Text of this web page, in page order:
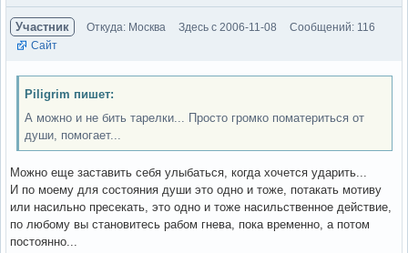
Участник Откуда: Москва Здесь с 2006-11-08
Сообщений: 116
Сайт
Piligrim пишет:
А можно и не бить тарелки... Просто громко поматериться от
души, помогает...
Можно еще заставить себя улыбаться, когда хочется ударить...
И по моему для состояния души это одно и тоже, потакать мотиву
или насильно пресекать, это одно и тоже насильственное действие,
по любому вы становитесь рабом гнева, пока временно, а потом
постоянно...